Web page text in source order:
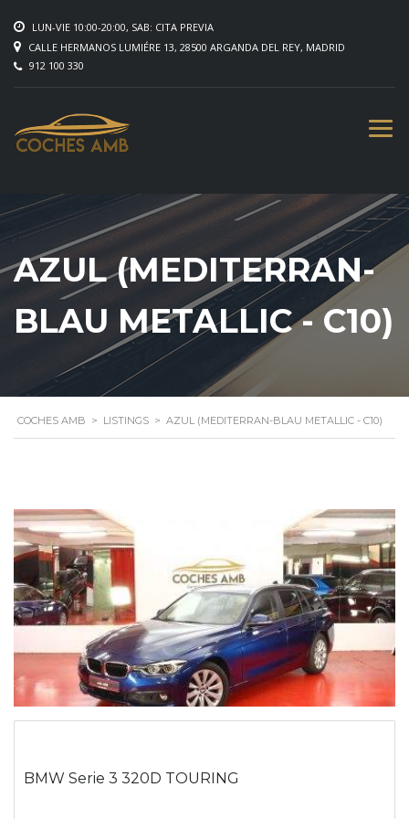
LUN-VIE 10:00-20:00, SAB: CITA PREVIA
CALLE HERMANOS LUMIÉRE 13, 28500 ARGANDA DEL REY, MADRID
912 100 330
AZUL (MEDITERRAN-
BLAU METALLIC - C10)
COCHES AMB > LISTINGS > AZUL (MEDITERRAN-BLAU METALLIC - C10)
BMW Serie 3 320D TOURING